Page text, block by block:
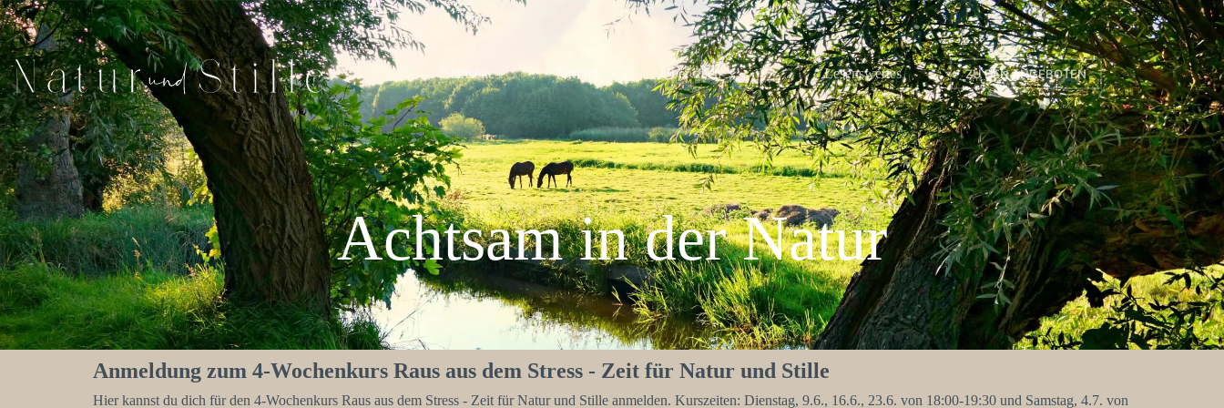
Startseite Termine Über mich Lesenswertes ZU DEN ANGEBOTEN
Achtsam in der Natur
Anmeldung zum 4-Wochenkurs Raus aus dem Stress - Zeit für Natur und Stille
Hier kannst du dich für den 4-Wochenkurs Raus aus dem Stress - Zeit für Natur und Stille anmelden. Kurszeiten: Dienstag, 9.6., 16.6., 23.6. von 18:00-19:30 und Samstag, 4.7. von